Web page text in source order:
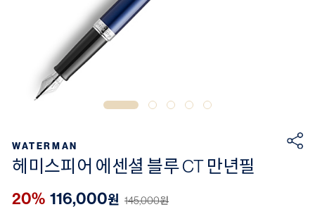
WATERMAN
헤미스피어 에센셜 블루 CT 만년필
20% 116,000원 145,000원